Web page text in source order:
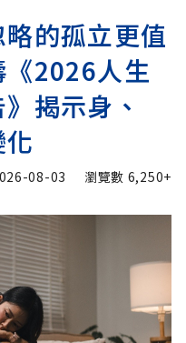
的孤立更值
2026人生
揭示身、
08-03 瀏覽數 6,250+